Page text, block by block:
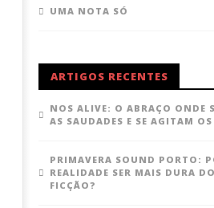
UMA NOTA SÓ
ARTIGOS RECENTES
NOS ALIVE: O ABRAÇO ONDE
AS SAUDADES E SE AGITAM
PRIMAVERA SOUND PORTO:
REALIDADE SER MAIS DURA
FICÇÃO?